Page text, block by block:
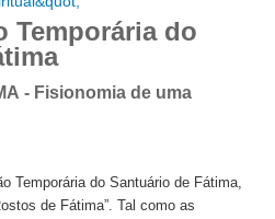
e Presente
Temporária do
- Fisionomia de uma
Temporária do Santuário de Fátima,
de Fátima”. Tal como as